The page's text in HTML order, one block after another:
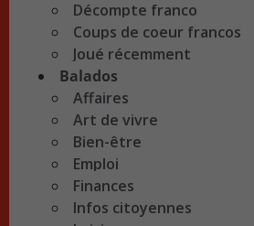
Décompte franco
Coups de coeur francos
Joué récemment
Balados
Affaires
Art de vivre
Bien-être
Emploi
Finances
Infos citoyennes